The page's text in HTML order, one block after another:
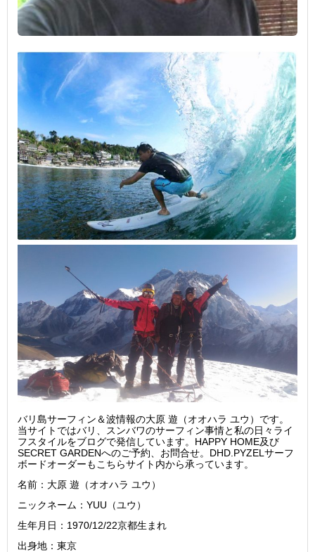
バリ島サーフィン＆波情報の大原 遊（オオハラ ユウ）です。
当サイトではバリ、スンバワのサーフィン事情と私の日々ライ
フスタイルをブログで発信しています。HAPPY HOME及び
SECRET GARDENへのご予約、お問合せ。DHD.PYZELサーフ
ボードオーダーもこちらサイト内から承っています。
名前：大原 遊（オオハラ ユウ）
ニックネーム：YUU（ユウ）
生年月日：1970/12/22京都生まれ
出身地：東京